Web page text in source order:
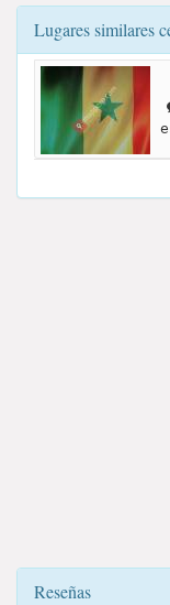
Lugares similares
Reseñas